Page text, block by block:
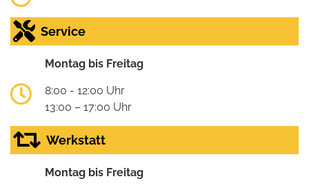
Service
Montag bis Freitag
8:00 - 12:00 Uhr
13:00 – 17:00 Uhr
Werkstatt
Montag bis Freitag